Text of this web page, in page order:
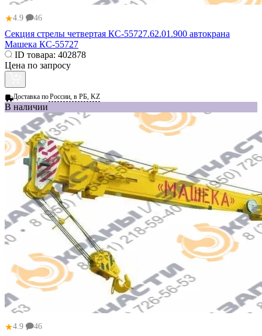
★4.9 46
Секция стрелы четвертая КС-55727.62.01.900 автокрана
Машека КС-55727
ID товара: 402878
Цена по запросу
Доставка поРоссии, в РБ, KZ
В наличии
★4.9 46